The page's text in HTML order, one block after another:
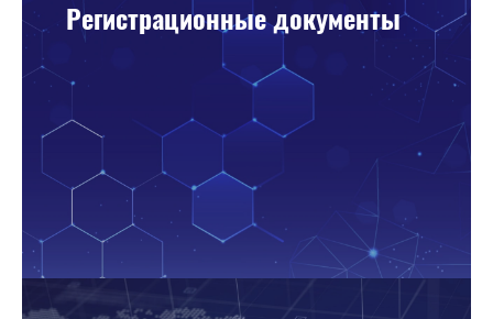
Регистрационные документы